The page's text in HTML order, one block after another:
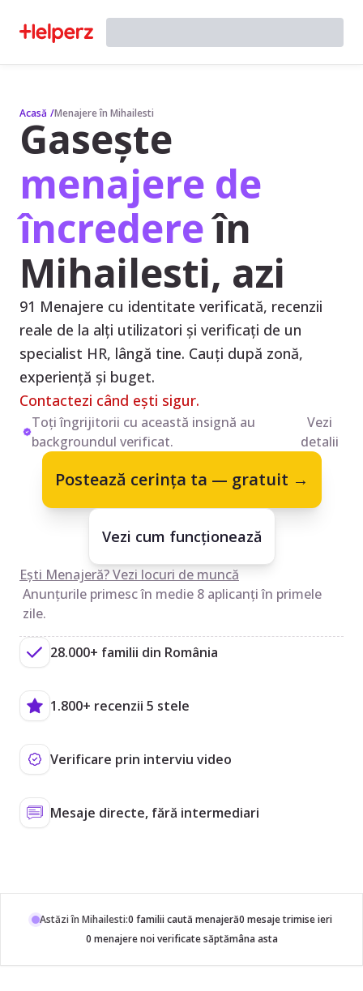
Acasă /Menajere în Mihailesti
Gasește
menajere de
încredereîn
Mihailesti, azi
91 Menajere cu identitate verificată, recenzii
reale de la alți utilizatori și verificați de un
specialist HR, lângă tine. Cauți după zonă,
experiență și buget.
Contactezi când ești sigur.
Toți îngrijitorii cu această insignă au
backgroundul verificat.
Vezi
detalii
Postează cerința ta — gratuit →
Vezi cum funcționează
Ești Menajeră? Vezi locuri de muncă
Anunțurile primesc în medie 8 aplicanți în primele
zile.
28.000+ familii din România
1.800+ recenzii 5 stele
Verificare prin interviu video
Mesaje directe, fără intermediari
Astăzi în Mihailesti:0 familii caută menajeră0 mesaje trimise ieri
0 menajere noi verificate săptămâna asta